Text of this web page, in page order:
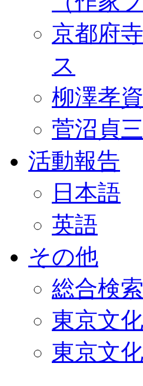
京都府
ス
柳澤孝
菅沼貞
活動報告
日本語
英語
その他
総合検索
東京文
東京文